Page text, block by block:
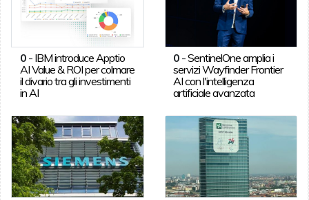
0- IBM introduce Apptio
AI Value & ROI per colmare
il divario tra gli investimenti
in AI
0 -SentinelOne amplia i
servizi Wayfinder Frontier
AI con l'intelligenza
artificiale avanzata